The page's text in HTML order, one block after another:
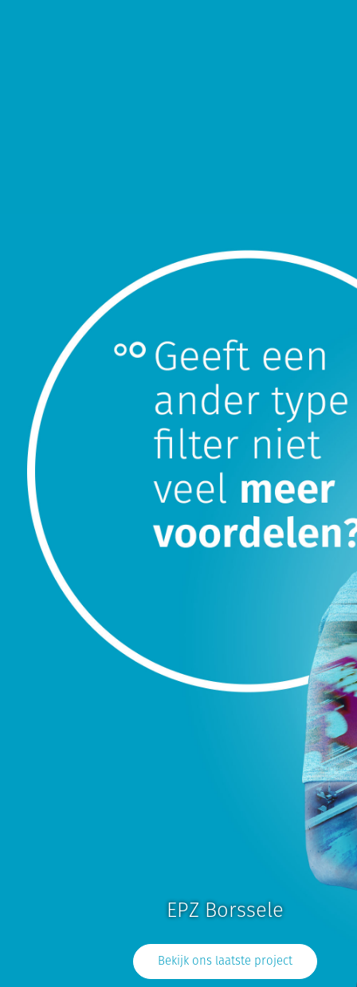
EPZ Borssele
Bekijk ons laatste project